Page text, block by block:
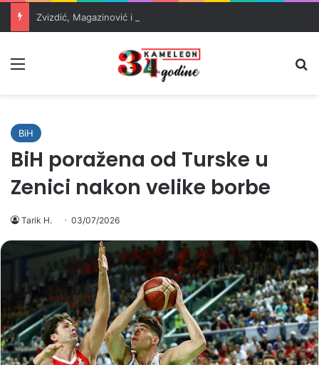
BiH
BiH poražena od Turske u
Zenici nakon velike borbe
Tarik H. 03/07/2026